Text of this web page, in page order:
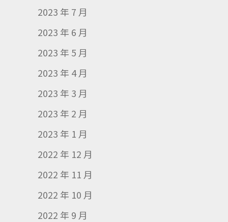
2023 年 7 月
2023 年 6 月
2023 年 5 月
2023 年 4 月
2023 年 3 月
2023 年 2 月
2023 年 1 月
2022 年 12 月
2022 年 11 月
2022 年 10 月
2022 年 9 月